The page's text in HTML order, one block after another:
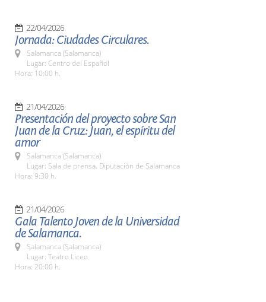
22/04/2026
Jornada: Ciudades Circulares.
Salamanca (Salamanca)
Lugar: Centro del Español
Hora: 10:00 h.
21/04/2026
Presentación del proyecto sobre San
Juan de la Cruz: Juan, el espíritu del
amor
Salamanca (Salamanca)
Lugar: Sala de prensa. Diputación de Salamanca
Hora: 9:30 h.
21/04/2026
Gala Talento Joven de la Universidad
de Salamanca.
Salamanca (Salamanca)
Lugar: Teatro Liceo
Hora: 20:00 h.